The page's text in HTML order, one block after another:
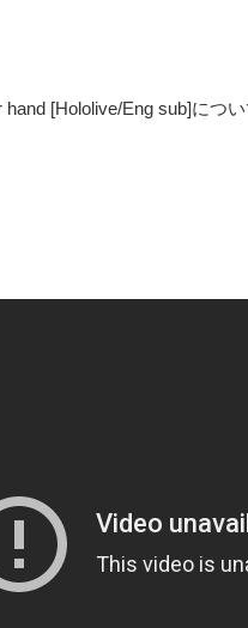
[Hololive/Eng sub]につい